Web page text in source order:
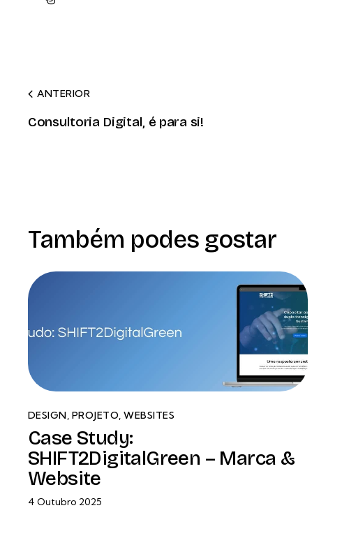
ANTERIOR
Consultoria Digital, é para si!
Também podes gostar
DESIGN, PROJETO,WEBSITES
Case Study:
SHIFT2DigitalGreen – Marca &
Website
4 Outubro 2025